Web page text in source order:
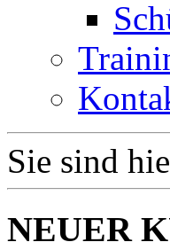
Sie sind
NEUER